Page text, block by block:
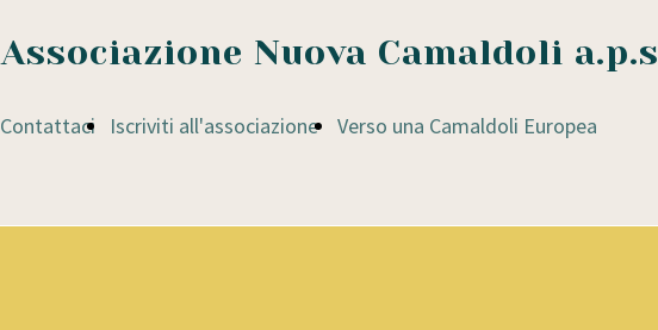
Associazione Nuova Camaldoli a.p.s
Contattaci Iscriviti all'associazione Verso una Camaldoli Europea